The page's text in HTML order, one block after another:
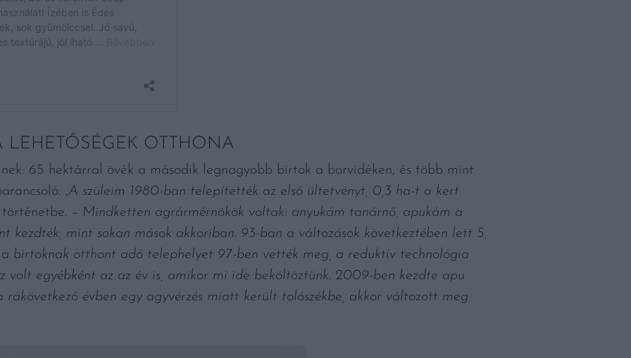
OTTHONA
65 hektárral övék a második legnagyobb birtok a borvidéken, és több mint
„A szüleim 1980-ban telepítették az első ültetvényt, 0,3 ha-t a kert
– Mindketten agrármérnökök voltak: anyukám tanárnő, apukám a
kezdték, mint sokan mások akkoriban. 93-ban a változások következtében lett 5,
birtoknak otthont adó telephelyet 97-ben vették meg, a reduktív technológia
egyébként az az év is, amikor mi ide beköltöztünk. 2009-ben kezdte apu
évben egy agyvérzés miatt került tolószékbe, akkor változott meg